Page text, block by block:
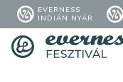
EVERNESS
INDIÁN NYÁR